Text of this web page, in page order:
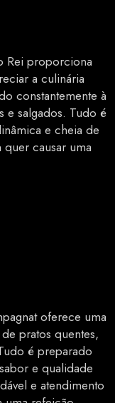
Rei proporciona
a culinária
constantemente à
e salgados. Tudo é
e cheia de
causar uma
oferece uma
pratos quentes,
é preparado
e qualidade
e atendimento